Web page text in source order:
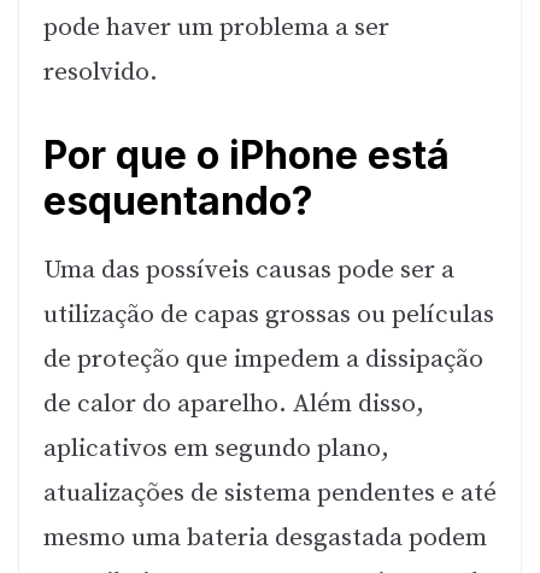
pode haver um problema a ser
resolvido.
Por que o iPhone está
esquentando?
Uma das possíveis causas pode ser a
utilização de capas grossas ou películas
de proteção que impedem a dissipação
de calor do aparelho. Além disso,
aplicativos em segundo plano,
atualizações de sistema pendentes e até
mesmo uma bateria desgastada podem